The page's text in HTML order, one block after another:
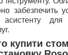
забезпечить
асистенту для
купити